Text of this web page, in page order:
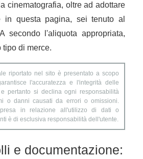
cinematografia, oltre ad adottare
in questa pagina, sei tenuto al
secondo l'aliquota appropriata,
tipo di merce.
riportato nel sito è presentato a scopo
l'accuratezza e l'integrità delle
pertanto si declina ogni responsabilità
o danni causati da errori o omissioni.
in relazione all'utilizzo di dati o
è di esclusiva responsabilità dell'utente.
e documentazione: